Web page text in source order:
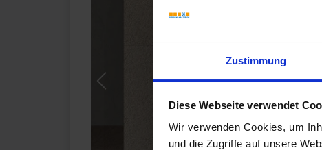
Zustimmung
Diese Webseite verwendet
Wir verwenden Cookies, um
und die Zugriffe auf unsere
Previous